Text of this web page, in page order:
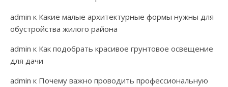
admin к Какие малые архитектурные формы нужны для
обустройства жилого района
admin к Как подобрать красивое грунтовое освещение
для дачи
admin к Почему важно проводить профессиональную